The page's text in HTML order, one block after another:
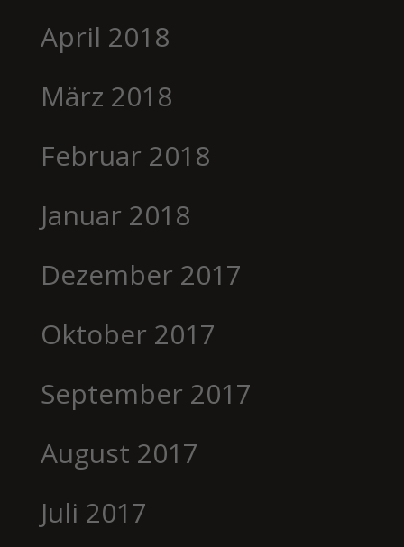
April 2018
März 2018
Februar 2018
Januar 2018
Dezember 2017
Oktober 2017
September 2017
August 2017
Juli 2017